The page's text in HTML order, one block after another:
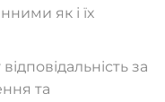
як і їх
за
та